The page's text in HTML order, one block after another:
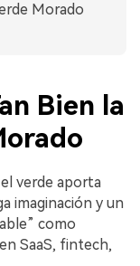
Morado
Bien la
verde aporta
imaginación y un
como
SaaS, fintech,